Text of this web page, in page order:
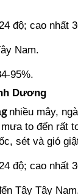
độ; cao nhất
Nam.
95%.
Dương
nhiều mây,
to đến rất
sét và gió
độ; cao nhất
Tây Tây